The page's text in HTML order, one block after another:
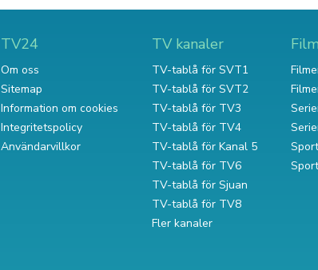
TV24
Om oss
Sitemap
Information om cookies
Integritetspolicy
Användarvillkor
TV kanaler
TV-tablå för SVT1
TV-tablå för SVT2
TV-tablå för TV3
TV-tablå för TV4
TV-tablå för Kanal 5
TV-tablå för TV6
TV-tablå för Sjuan
TV-tablå för TV8
Fler kanaler